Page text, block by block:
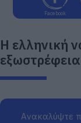
Facebook
Η ελληνική
Ανακαλύψτε